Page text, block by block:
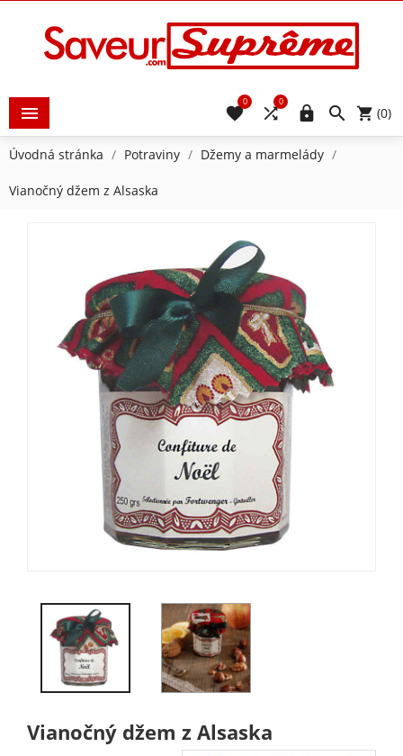
  (0)


0

0
Úvodná stránka Potraviny Džemy a marmelády
Vianočný džem z Alsaska
Vianočný džem z Alsaska